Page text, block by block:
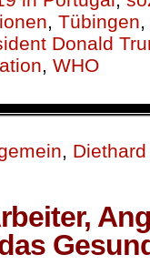
,
hat das
DAX